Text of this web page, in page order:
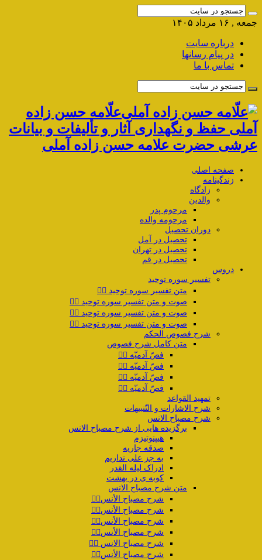
جمعه , ۱۶ مرداد ۱۴۰۵
درباره سایت
در پیام رسانها
تماس با ما
علّامه حسن زاده
آملی حفظ و نگهداری آثار و تألیفات و بیانات
عرشی حضرت علامه حسن زاده آملی
صفحه اصلی
زندگینامه
زادگاه
والدین
مرحوم پدر
مرحومه والده
دوران تحصیل
تحصیل در آمل
تحصیل در تهران
تحصیل در قم
دروس
تفسیر سوره توحید
متن تفسیر سوره توحید ۱️⃣
صوت و متن تفسیر سوره توحید ۲️⃣
صوت و متن تفسیر سوره توحید ۳️⃣
صوت و متن تفسیر سوره توحید ۴️⃣
شرح فصوص الحکم
متن کامل شرح فصوص
فصّ آدمیّه ۱️⃣
فصّ آدمیّه ۲️⃣
فصّ آدمیّه ۳️⃣
فصّ آدمیّه ۴️⃣
تمهید القواعد
شرح الاشارات و التّنبیهات
شرح مصباح الانس
برگزیده هایی از شرح مصباح الانس
هیپنوتیزم
صدقه جاریه
به جز علی نداریم
ادراک لیله القدر
کوبه ی در بهشت
متن شرح مصباح الانس
شرح مصباح الأنس۱️⃣
شرح مصباح الأنس۲️⃣
شرح مصباح الأنس۳️⃣
شرح مصباح الأنس۴️⃣
شرح مصباح الانس ۵️⃣
شرح مصباح الأنس۶️⃣